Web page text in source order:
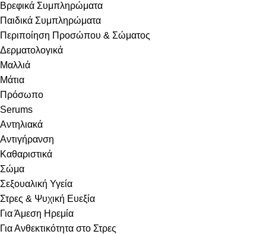
Βρεφικά Συμπληρώματα
Παιδικά Συμπληρώματα
Περιποίηση Προσώπου & Σώματος
Δερματολογικά
Μαλλιά
Μάτια
Πρόσωπο
Serums
Αντηλιακά
Αντιγήρανση
Καθαριστικά
Σώμα
Σεξουαλική Υγεία
Στρες & Ψυχική Ευεξία
Για Άμεση Ηρεμία
Για Ανθεκτικότητα στο Στρες